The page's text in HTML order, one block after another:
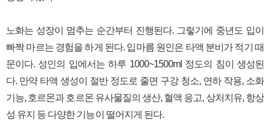
노화는 성장이 멈추는 순간부터 진행된다. 그렇기에 중년도 입이
빠짝 마르는 경험을 하게 된다. 입마름 원인은 타액 분비가 적기 때
문이다. 성인의 입에서는 하루 1000~1500ml 정도의 침이 생성된
다. 만약 타액 생성이 절반 정도로 줄면 구강 청소, 연하 작용, 소화
기능, 호르몬과 호르몬 유사물질의 생산, 혈액 응고, 상처치유, 항상
성 유지 등 다양한 기능이 떨어지게 된다.